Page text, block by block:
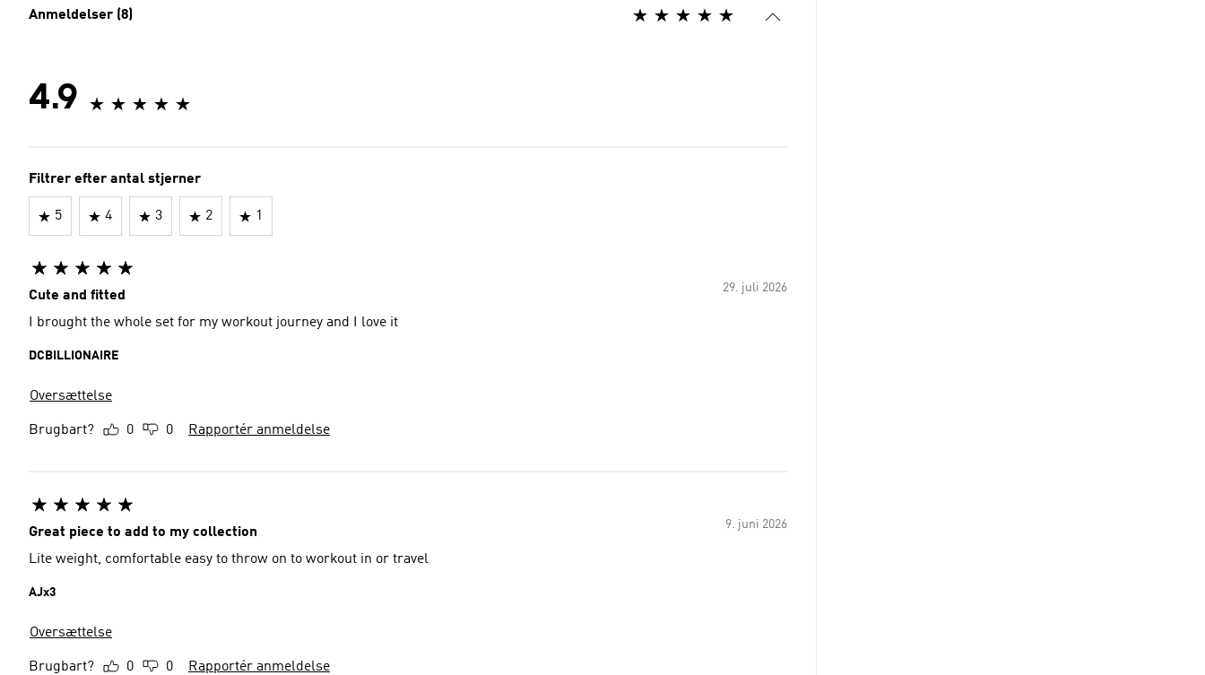
Anmeldelser (8)
4.9
Filtrer efter antal stjerner
5 4 3 2 1
29. juli 2026
Cute and fitted
I brought the whole set for my workout journey and I love it
DCBILLIONAIRE
Oversættelse
Brugbart? 0 0 Rapportér anmeldelse
9. juni 2026
Great piece to add to my collection
Lite weight, comfortable easy to throw on to workout in or travel
AJx3
Oversættelse
Brugbart? 0 0 Rapportér anmeldelse